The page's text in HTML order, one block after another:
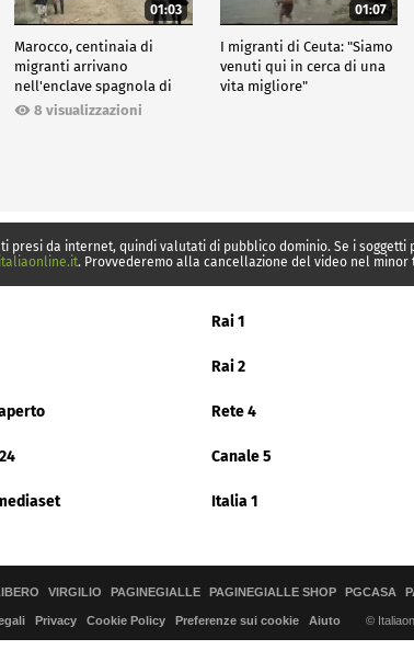
01:03
Marocco, centinaia di
migranti arrivano
nell'enclave spagnola di
Ceuta8 visualizzazioni
01:07
I migranti di Ceuta: "Siamo
venuti qui in cerca di una
vita migliore"
presi da internet, quindi valutati di pubblico dominio. Se i
. Provvederemo alla cancellazione del video nel minor
Rai 1
Rai 2
Rete 4
Canale 5
Italia 1
VIRGILIO PAGINEGIALLE PAGINEGIALLE SHOP PGCASA
Privacy Cookie Policy Preferenze sui cookie Aiuto ©